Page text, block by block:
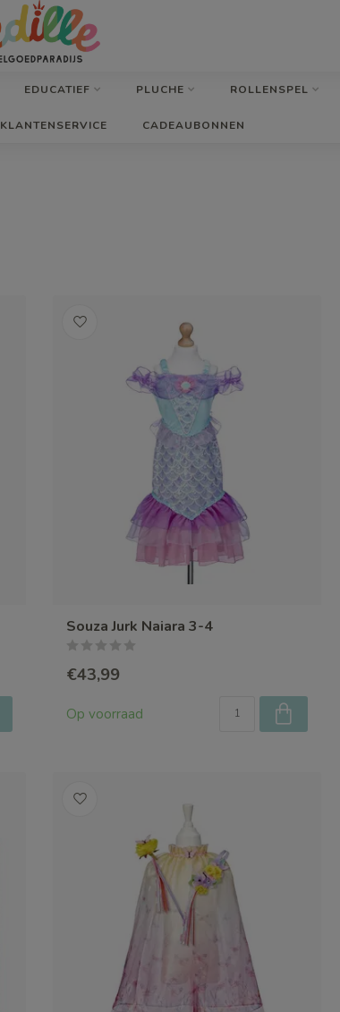
EDUCATIEF PLUCHE ROLLENSPEL
KLANTENSERVICE CADEAUBONNEN
Souza Jurk Naiara 3-4
€43,99
Op voorraad